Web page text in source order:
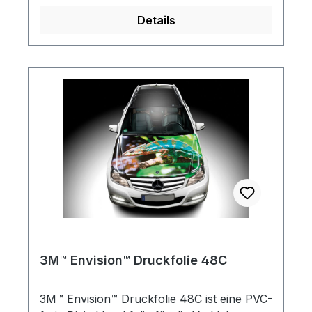
niedrigen Temperaturen elastisch. Mit der
Grafiken, Bilder und Texte mit
beeindruckender Farbintensität und
gestochen scharfer Klarheit präsentieren.
Die umweltfreundliche Folie verfügt über
einen permanenten Kleber und lässt sich
mit Solvent-, Latex-, Resin- und UV-Tinten
bedrucken. Laminatempfehlung: 3M™
Envision™ Schutzlaminat 8048G und
Details
3M™ Envision™ Druckfolie 48C
3M™ Envision™ Druckfolie 48C ist eine PVC-